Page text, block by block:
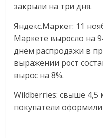
закрыли на три дня.
Яндекс.Маркет: 11
Маркете выросло на
днём распродажи в
выражении рост
вырос на 8%.
Wildberries: свыше 4,5
покупатели